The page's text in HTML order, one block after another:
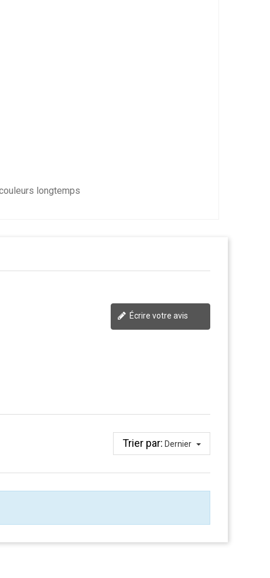
longtemps
Écrire votre avis
Trier par: Dernier